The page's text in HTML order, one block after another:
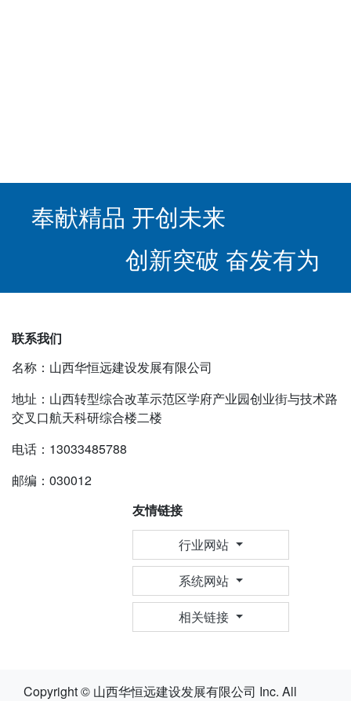
奉献精品 开创未来
创新突破 奋发有为
联系我们
名称：山西华恒远建设发展有限公司
地址：山西转型综合改革示范区学府产业园创业街与技术路
交叉口航天科研综合楼二楼
电话：13033485788
邮编：030012
友情链接
行业网站
系统网站
相关链接
Copyright © 山西华恒远建设发展有限公司 Inc. All